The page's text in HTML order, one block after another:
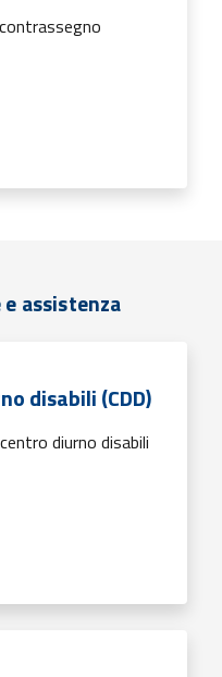
assistenza
disabili (CDD)
diurno disabili